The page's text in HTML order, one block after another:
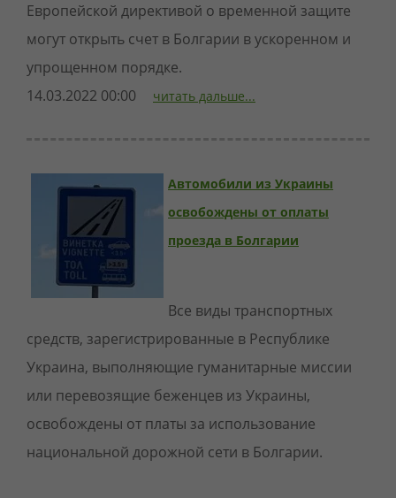
Европейской директивой о временной защите
могут открыть счет в Болгарии в ускоренном и
упрощенном порядке.
14.03.2022 00:00
читать дальше...
Автомобили из Украины
освобождены от оплаты
проезда в Болгарии
Все виды транспортных
средств, зарегистрированные в Республике
Украина, выполняющие гуманитарные миссии
или перевозящие беженцев из Украины,
освобождены от платы за использование
национальной дорожной сети в Болгарии.